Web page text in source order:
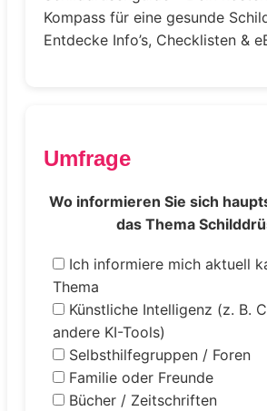
Kompass für eine gesunde
Entdecke Info’s, Checklisten &
Umfrage
Wo informieren Sie sich
das Thema
Ich informiere mich aktuell
Thema
Künstliche Intelligenz (z. B.
andere KI-Tools)
Selbsthilfegruppen / Foren
Familie oder Freunde
Bücher / Zeitschriften